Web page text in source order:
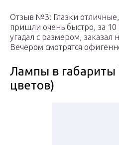
Отзыв №3: Глазки отличные,
пришли очень быстро, за
угадал с размером, заказал
Вечером смотрятся
Лампы в габариты
цветов)